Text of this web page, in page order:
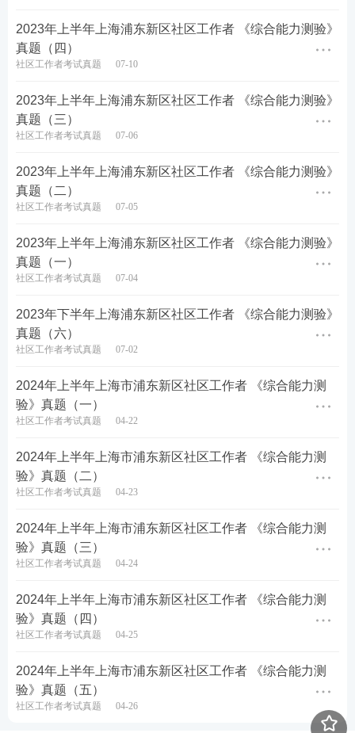
28.章回小说是中国古典长篇小说的一种，（）被称中
A.罗贯中
C.吴敬梓
29.贞观是唐朝第二位皇帝唐太宗李世民统治时期的年
号，下列发生于贞观年间的是（）
B.土木之变
D.贾思勰《齐民要术》
30.成语“莼鲈之思”，古人以“莼鲈之思”。借指（）
A.怀念故乡心情
B.思念恩师心情
C.珍视友谊心情
D.敬佩英雄心情
2023年上半年上海浦东新区社区工作者 《综合能力测验》
真题（四）
社区工作者考试真题 07-10
2023年上半年上海浦东新区社区工作者 《综合能力测验》
真题（三）
社区工作者考试真题 07-06
2023年上半年上海浦东新区社区工作者 《综合能力测验》
真题（二）
社区工作者考试真题 07-05
2023年上半年上海浦东新区社区工作者 《综合能力测验》
真题（一）
社区工作者考试真题 07-04
2023年下半年上海浦东新区社区工作者 《综合能力测验》
真题（六）
社区工作者考试真题 07-02
2024年上半年上海市浦东新区社区工作者 《综合能力测
验》真题（一）
社区工作者考试真题 04-22
2024年上半年上海市浦东新区社区工作者 《综合能力测
验》真题（二）
社区工作者考试真题 04-23
2024年上半年上海市浦东新区社区工作者 《综合能力测
验》真题（三）
社区工作者考试真题 04-24
2024年上半年上海市浦东新区社区工作者 《综合能力测
验》真题（四）
社区工作者考试真题 04-25
2024年上半年上海市浦东新区社区工作者 《综合能力测
验》真题（五）
社区工作者考试真题 04-26